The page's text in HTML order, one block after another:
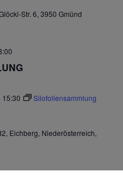
Str. 6, 3950 Gmünd
15:30 Silofoliensammlung
Eichberg, Niederösterreich,